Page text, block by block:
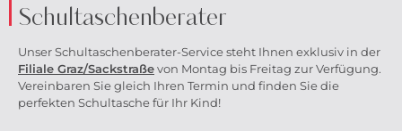
Schultaschenberater
Unser Schultaschenberater-Service steht Ihnen exklusiv in der
Filiale Graz/Sackstraßevon Montag bis Freitag zur Verfügung.
Vereinbaren Sie gleich Ihren Termin und finden Sie die
perfekten Schultasche für Ihr Kind!